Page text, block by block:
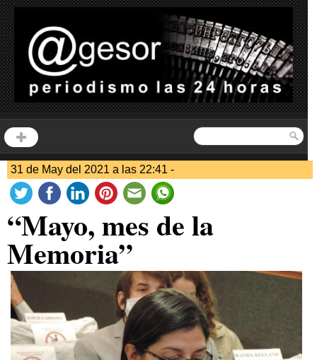
31 de May del 2021 a las 22:41 -
“Mayo, mes de la
Memoria”